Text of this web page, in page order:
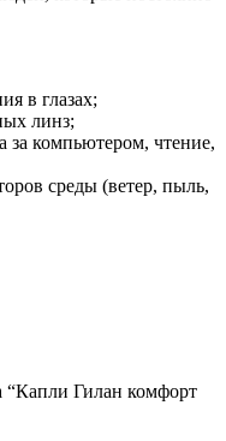
в глазах;
линз;
за компьютером, чтение,
среды (ветер, пыль,
“Капли Гилан комфорт